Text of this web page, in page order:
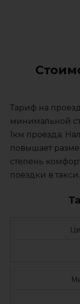
Тариф на
минимальной
1км проезда.
повышает
степень
поездки в такси.